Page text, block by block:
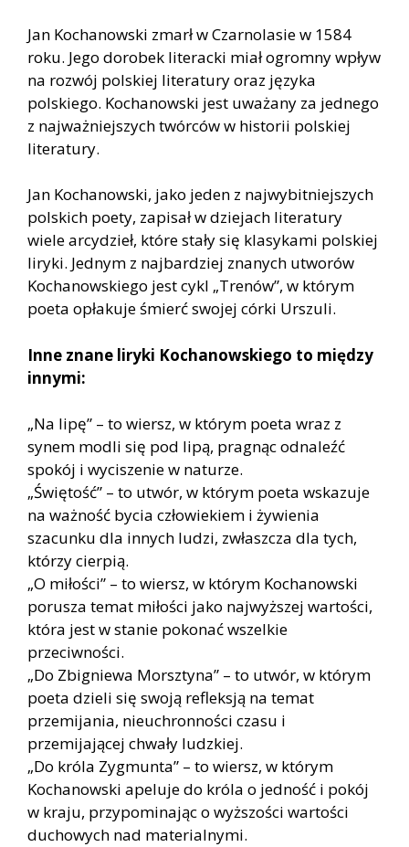
Jan Kochanowski zmarł w Czarnolasie w 1584
roku. Jego dorobek literacki miał ogromny wpływ
na rozwój polskiej literatury oraz języka
polskiego. Kochanowski jest uważany za jednego
z najważniejszych twórców w historii polskiej
literatury.
Jan Kochanowski, jako jeden z najwybitniejszych
polskich poety, zapisał w dziejach literatury
wiele arcydzieł, które stały się klasykami polskiej
liryki. Jednym z najbardziej znanych utworów
Kochanowskiego jest cykl „Trenów”, w którym
poeta opłakuje śmierć swojej córki Urszuli.
Inne znane liryki Kochanowskiego to między
innymi:
„Na lipę” – to wiersz, w którym poeta wraz z
synem modli się pod lipą, pragnąc odnaleźć
spokój i wyciszenie w naturze.
„Świętość” – to utwór, w którym poeta wskazuje
na ważność bycia człowiekiem i żywienia
szacunku dla innych ludzi, zwłaszcza dla tych,
którzy cierpią.
„O miłości” – to wiersz, w którym Kochanowski
porusza temat miłości jako najwyższej wartości,
która jest w stanie pokonać wszelkie
przeciwności.
„Do Zbigniewa Morsztyna” – to utwór, w którym
poeta dzieli się swoją refleksją na temat
przemijania, nieuchronności czasu i
przemijającej chwały ludzkiej.
„Do króla Zygmunta” – to wiersz, w którym
Kochanowski apeluje do króla o jedność i pokój
w kraju, przypominając o wyższości wartości
duchowych nad materialnymi.